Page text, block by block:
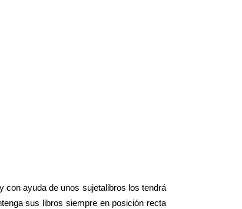
con ayuda de unos sujetalibros los tendrá
sus libros siempre en posición recta